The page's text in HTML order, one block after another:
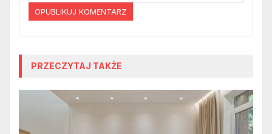
PRZECZYTAJ TAKŻE